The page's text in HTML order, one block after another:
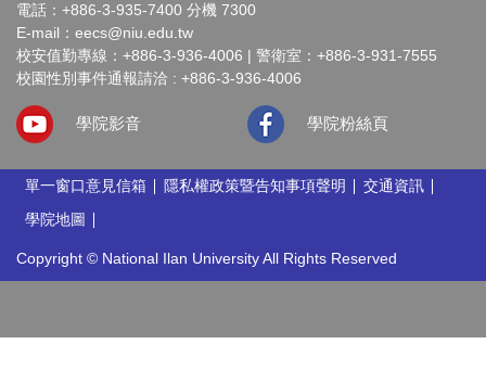
電話：+886-3-935-7400 分機 7300
E-mail： eecs@niu.edu.tw
校安值勤專線：+886-3-936-4006 | 警衛室：+886-3-931-7555
校園性別事件通報請洽 : +886-3-936-4006
學院影音 學院粉絲頁
單一窗口意見信箱 隱私權政策暨告知事項聲明
交通資訊
學院地圖
Copyright © National Ilan University All Rights Reserved